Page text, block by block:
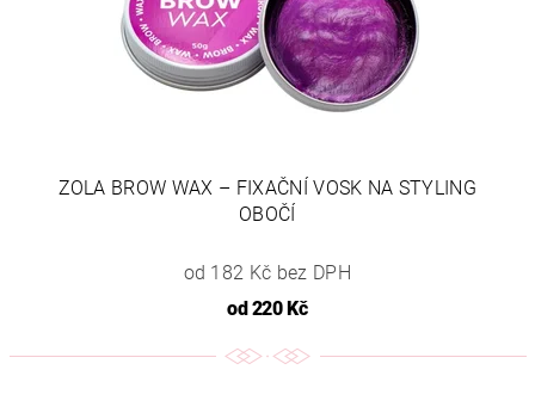
ZOLA BROW WAX – FIXAČNÍ VOSK NA STYLING
OBOČÍ
od 182 Kč bez DPH
od220 Kč